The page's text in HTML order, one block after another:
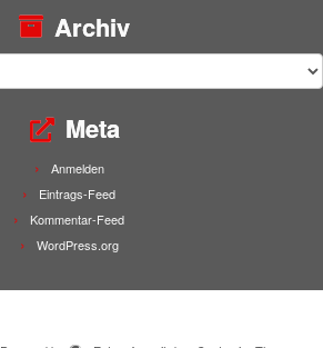
Archiv
Meta
Anmelden
Eintrags-Feed
Kommentar-Feed
WordPress.org